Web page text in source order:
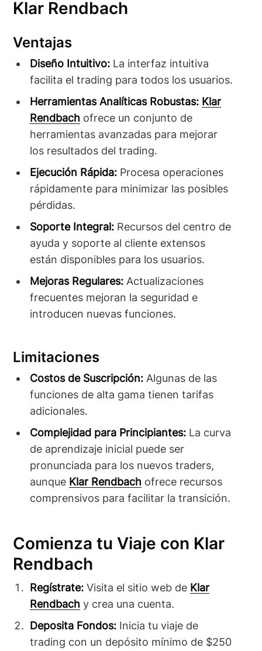
Klar Rendbach
Ventajas
Diseño Intuitivo: La interfaz intuitiva
facilita el trading para todos los usuarios.
Herramientas Analíticas Robustas: Klar
Rendbach ofrece un conjunto de
herramientas avanzadas para mejorar
los resultados del trading.
Ejecución Rápida: Procesa operaciones
rápidamente para minimizar las posibles
pérdidas.
Soporte Integral: Recursos del centro de
ayuda y soporte al cliente extensos
están disponibles para los usuarios.
Mejoras Regulares: Actualizaciones
frecuentes mejoran la seguridad e
introducen nuevas funciones.
Limitaciones
Costos de Suscripción: Algunas de las
funciones de alta gama tienen tarifas
adicionales.
Complejidad para Principiantes: La curva
de aprendizaje inicial puede ser
pronunciada para los nuevos traders,
aunque Klar Rendbach ofrece recursos
comprensivos para facilitar la transición.
Comienza tu Viaje con Klar
Rendbach
Regístrate: Visita el sitio web de Klar
Rendbach y crea una cuenta.
Deposita Fondos: Inicia tu viaje de
trading con un depósito mínimo de $250